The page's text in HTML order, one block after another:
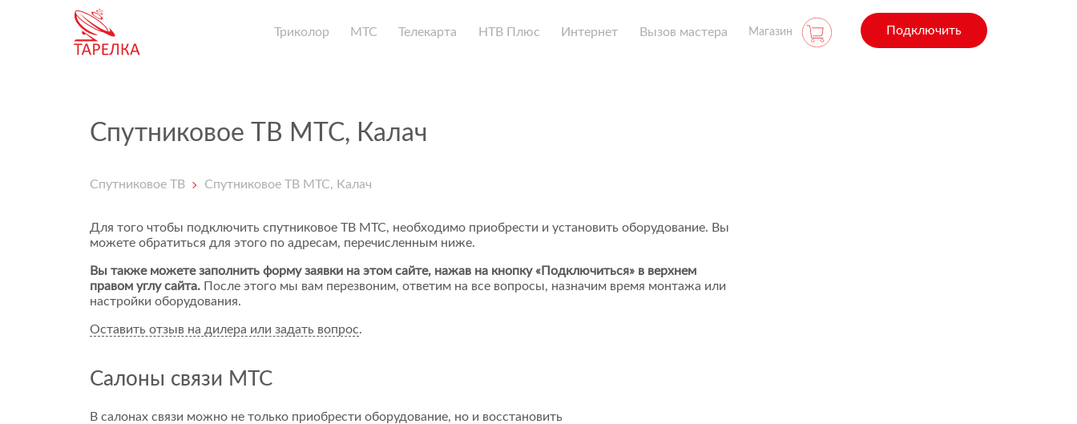
Триколор МТС Телекарта НТВ Плюс Интернет Вызов мастера Магазин Подключить
Спутниковое ТВ МТС, Калач
Спутниковое ТВ Спутниковое ТВ МТС, Калач
Для того чтобы подключить спутниковое ТВ МТС, необходимо приобрести и установить оборудование. Вы
можете обратиться для этого по адресам, перечисленным ниже.
Вы также можете заполнить форму заявки на этом сайте, нажав на кнопку «Подключиться» в верхнем
правом углу сайта. После этого мы вам перезвоним, ответим на все вопросы, назначим время монтажа или
настройки оборудования.
Оставить отзыв на дилера или задать вопрос.
Салоны связи МТС
В салонах связи можно не только приобрести оборудование, но и восстановить